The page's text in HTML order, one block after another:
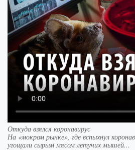
Откуда взялся коронавирус
На «мокром рынке», где вспыхнул
угощали сырым мясом летучих мышей...